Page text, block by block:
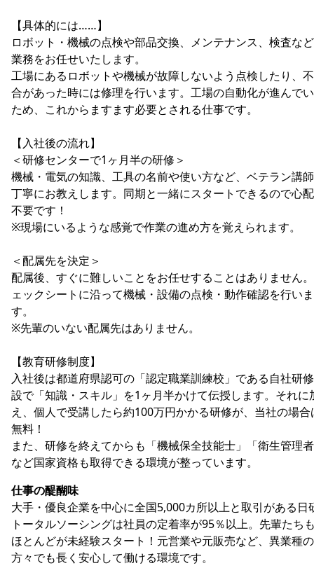
【具体的には……】
ロボット・機械の点検や部品交換、メンテナンス、検査な
業務をお任せいたします。
工場にあるロボットや機械が故障しないよう点検したり、
合があった時には修理を行います。工場の自動化が進んで
ため、これからますます必要とされる仕事です。
【入社後の流れ】
＜研修センターで1ヶ月半の研修＞
機械・電気の知識、工具の名前や使い方など、ベテラン講
丁寧にお教えします。同期と一緒にスタートできるので心
不要です！
※現場にいるような感覚で作業の進め方を覚えられます。
＜配属先を決定＞
配属後、すぐに難しいことをお任せすることはありません
ェックシートに沿って機械・設備の点検・動作確認を行いま
す。
※先輩のいない配属先はありません。
【教育研修制度】
入社後は都道府県認可の「認定職業訓練校」である自社研
設で「知識・スキル」を1ヶ月半かけて伝授します。それに
え、個人で受講したら約100万円かかる研修が、当社の場合
無料！
また、研修を終えてからも「機械保全技能士」「衛生管理
など国家資格も取得できる環境が整っています。
仕事の醍醐味
大手・優良企業を中心に全国5,000カ所以上と取引がある日
トータルソーシングは社員の定着率が95％以上。先輩たち
ほとんどが未経験スタート！元営業や元販売など、異業種の
方々でも長く安心して働ける環境です。